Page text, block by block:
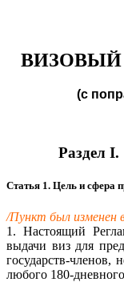
ВИЗОВЫЙ
(с
Статья 1. Цель и сфера
/Пункт был изменен
1. Настоящий
выдачи виз для
государств-
любого 180-